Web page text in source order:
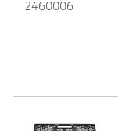
2460006